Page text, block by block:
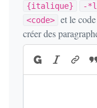
{italique}
-
<code>
et le
créer des